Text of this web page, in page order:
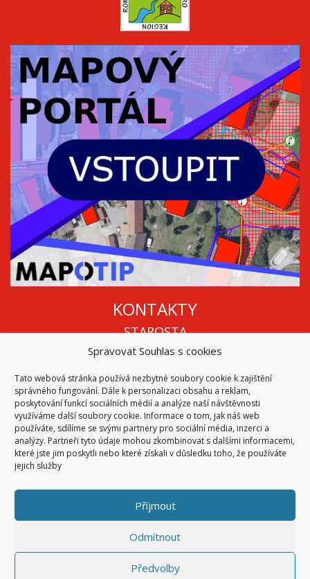
Spravovat Souhlas s cookies
Tato webová stránka používá nezbytné soubory cookie k zajištění
správného fungování. Dále k personalizaci obsahu a reklam,
poskytování funkcí sociálních médií a analýze naší návštěvnosti
využíváme další soubory cookie. Informace o tom, jak náš web
používáte, sdílíme se svými partnery pro sociální média, inzerci a
analýzy. Partneři tyto údaje mohou zkombinovat s dalšími informacemi,
které jste jim poskytli nebo které získali v důsledku toho, že používáte
jejich služby
Příjmout
Odmítnout
Předvolby
KONTAKTY
STAROSTA
Mgr. Roman Vala
info@oukojetice.cz
ÚŘEDNÍ HODINY
Po, St: 15:30 - 16:30
Všechny kontakty | Kde nás najdete
© 2026Obec Kojetice na Moravě
Všechna práva vyhrazena
Code & Design bySymphony Digital